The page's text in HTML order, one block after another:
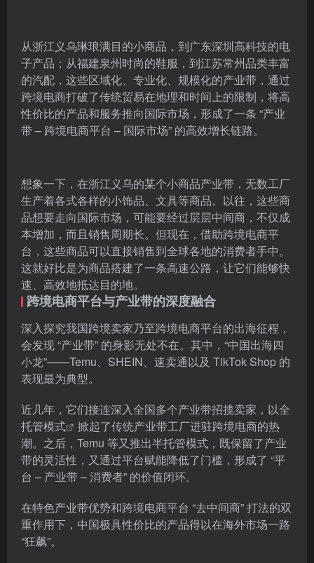
从浙江义乌琳琅满目的小商品，到广东深圳高科技的电
子产品；从福建泉州时尚的鞋服，到江苏常州品类丰富
的汽配，这些区域化、专业化、规模化的产业带，通过
跨境电商打破了传统贸易在地理和时间上的限制，将高
性价比的产品和服务推向国际市场，形成了一条 “产业
带 – 跨境电商平台 – 国际市场” 的高效增长链路。
想象一下，在浙江义乌的某个小商品产业带，无数工厂
生产着各式各样的小饰品、文具等商品。以往，这些商
品想要走向国际市场，可能要经过层层中间商，不仅成
本增加，而且销售周期长。但现在，借助跨境电商平
台，这些商品可以直接销售到全球各地的消费者手中。
这就好比是为商品搭建了一条高速公路，让它们能够快
速、高效地抵达目的地。
跨境电商平台与产业带的深度融合
深入探究我国跨境卖家乃至跨境电商平台的出海征程，
会发现 “产业带” 的身影无处不在。其中，“中国出海四
小龙”——Temu、SHEIN、速卖通以及 TikTok Shop 的
表现最为典型。
近几年，它们接连深入全国多个产业带招揽卖家，以全
托管模式
掀起了传统产业带工厂进驻跨境电商的热
潮。之后，Temu 等又推出半托管模式，既保留了产业
带的灵活性，又通过平台赋能降低了门槛，形成了 “平
台 – 产业带 – 消费者” 的价值闭环。
在特色产业带优势和跨境电商平台 “去中间商” 打法的双
重作用下，中国极具性价比的产品得以在海外市场一路
“狂飙”。